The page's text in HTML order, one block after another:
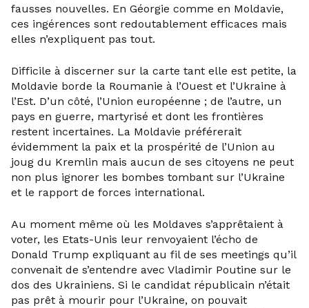
fausses nouvelles. En Géorgie comme en Moldavie,
ces ingérences sont redoutablement efficaces mais
elles n’expliquent pas tout.
Difficile à discerner sur la carte tant elle est petite, la
Moldavie borde la Roumanie à l’Ouest et l’Ukraine à
l’Est. D’un côté, l’Union européenne ; de l’autre, un
pays en guerre, martyrisé et dont les frontières
restent incertaines. La Moldavie préférerait
évidemment la paix et la prospérité de l’Union au
joug du Kremlin mais aucun de ses citoyens ne peut
non plus ignorer les bombes tombant sur l’Ukraine
et le rapport de forces international.
Au moment même où les Moldaves s’apprêtaient à
voter, les Etats-Unis leur renvoyaient l’écho de
Donald Trump expliquant au fil de ses meetings qu’il
convenait de s’entendre avec Vladimir Poutine sur le
dos des Ukrainiens. Si le candidat républicain n’était
pas prêt à mourir pour l’Ukraine, on pouvait